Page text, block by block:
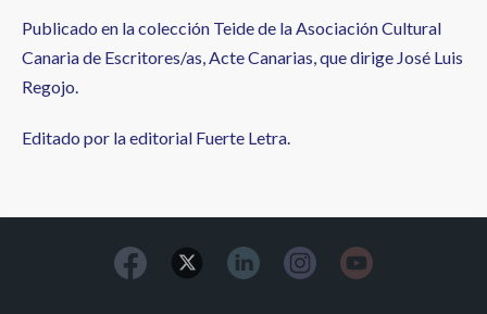
Publicado en la colección Teide de la Asociación Cultural
Canaria de Escritores/as, Acte Canarias, que dirige José Luis
Regojo.
Editado por la editorial Fuerte Letra.